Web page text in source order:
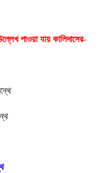
পাওয়া যায় কালিদাসের-